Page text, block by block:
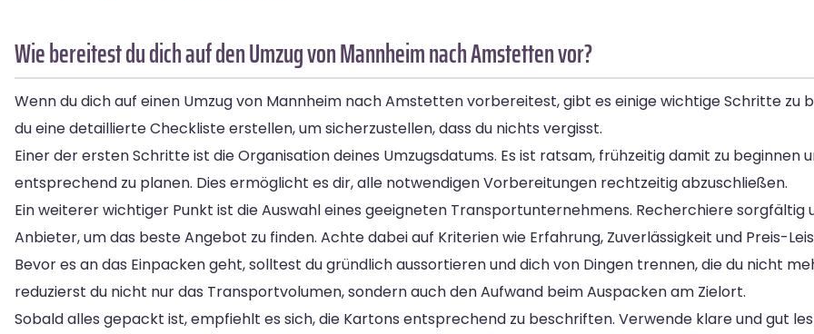
Wie bereitest du dich auf den Umzug von Mannheim nach Amstetten vor?
Wenn du dich auf einen Umzug von Mannheim nach Amstetten vorbereitest, gibt es einige wichtige Schritte zu
du eine detaillierte Checkliste erstellen, um sicherzustellen, dass du nichts vergisst.
Einer der ersten Schritte ist die Organisation deines Umzugsdatums. Es ist ratsam, frühzeitig damit zu beginnen
entsprechend zu planen. Dies ermöglicht es dir, alle notwendigen Vorbereitungen rechtzeitig abzuschließen.
Ein weiterer wichtiger Punkt ist die Auswahl eines geeigneten Transportunternehmens. Recherchiere sorgfältig
Anbieter, um das beste Angebot zu finden. Achte dabei auf Kriterien wie Erfahrung, Zuverlässigkeit und Preis-
Bevor es an das Einpacken geht, solltest du gründlich aussortieren und dich von Dingen trennen, die du nicht
reduzierst du nicht nur das Transportvolumen, sondern auch den Aufwand beim Auspacken am Zielort.
Sobald alles gepackt ist, empfiehlt es sich, die Kartons entsprechend zu beschriften. Verwende klare und gut